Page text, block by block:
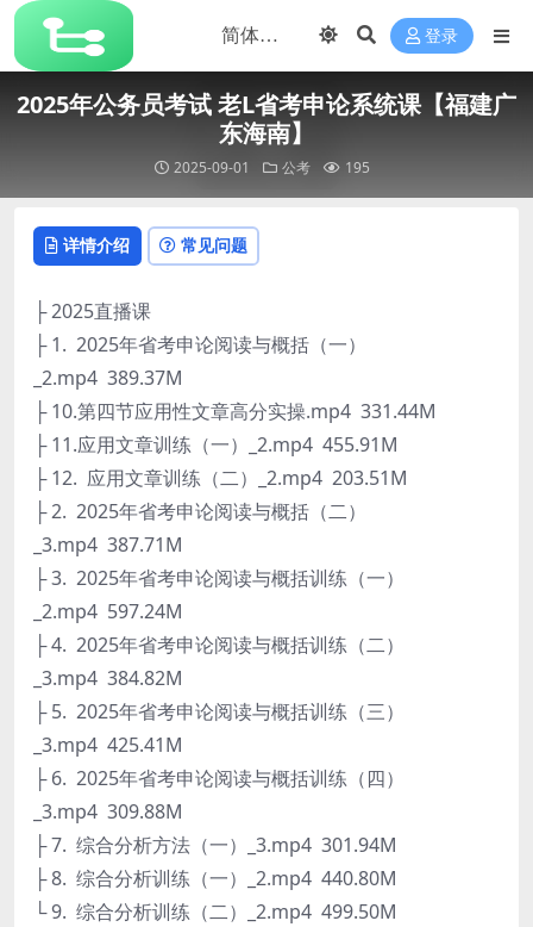
登录
2025年公务员考试 老L省考申论系统课【福建广
东海南】
2025-09-01 公考 195
详情介绍 常见问题
├ 2025直播课
├ 1. 2025年省考申论阅读与概括（一）
_2.mp4 389.37M
├ 10.第四节应用性文章高分实操.mp4 331.44M
├ 11.应用文章训练（一）_2.mp4 455.91M
├ 12. 应用文章训练（二）_2.mp4 203.51M
├ 2. 2025年省考申论阅读与概括（二）
_3.mp4 387.71M
├ 3. 2025年省考申论阅读与概括训练（一）
_2.mp4 597.24M
├ 4. 2025年省考申论阅读与概括训练（二）
_3.mp4 384.82M
├ 5. 2025年省考申论阅读与概括训练（三）
_3.mp4 425.41M
├ 6. 2025年省考申论阅读与概括训练（四）
_3.mp4 309.88M
├ 7. 综合分析方法（一）_3.mp4 301.94M
├ 8. 综合分析训练（一）_2.mp4 440.80M
└ 9. 综合分析训练（二）_2.mp4 499.50M